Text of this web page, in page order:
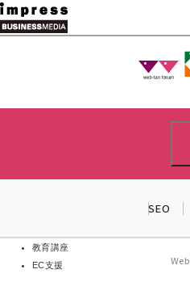
メ
イ
教育講座
EC支援
SEO